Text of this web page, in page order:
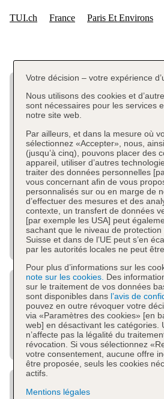
Votre décision – votre expérience
Nous utilisons des cookies et
sont nécessaires pour les services
notre site web.
Par ailleurs, et dans la mesure où
sélectionnez «Accepter», nous,
(jusqu’à cinq), pouvons placer des
appareil, utiliser d’autres
traiter des données personnelles
vous concernant afin de vous
personnalisés sur ou en marge de
d’effectuer des mesures et des
contexte, un transfert de données
[par exemple les USA] peut
sachant que le niveau de
Suisse et dans de l’UE peut s’en
par les autorités locales ne peut être
Pour plus d’informations sur les
note sur les cookies. Des
sur le traitement de vos données
sont disponibles dans l’avis de
pouvez en outre révoquer votre
via «Paramètres des cookies» [en
web] en désactivant les catégories.
n’affecte pas la légalité du
révocation. Si vous sélectionnez
votre consentement, aucune offre
être proposée, seuls les cookies
actifs.
Mentions légales